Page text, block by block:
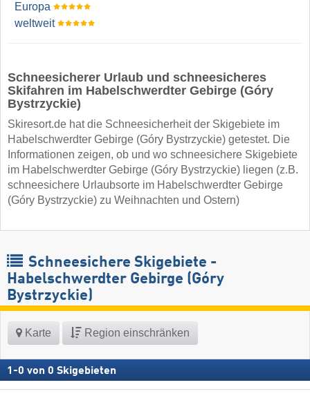
Europa
weltweit
Schneesicherer Urlaub und schneesicheres
Skifahren im Habelschwerdter Gebirge (Góry
Bystrzyckie)
Skiresort.de hat die Schneesicherheit der Skigebiete im
Habelschwerdter Gebirge (Góry Bystrzyckie) getestet. Die
Informationen zeigen, ob und wo schneesichere Skigebiete
im Habelschwerdter Gebirge (Góry Bystrzyckie) liegen (z.B.
schneesichere Urlaubsorte im Habelschwerdter Gebirge
(Góry Bystrzyckie) zu Weihnachten und Ostern)
Schneesichere Skigebiete -
Habelschwerdter Gebirge (Góry
Bystrzyckie)
Karte Region einschränken
1 -0 von 0 Skigebieten